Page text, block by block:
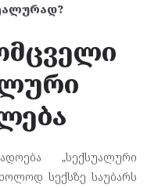
„სექსუალური
სექსზე საუბარს